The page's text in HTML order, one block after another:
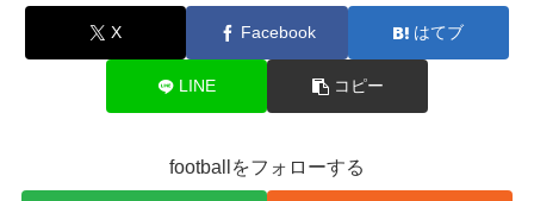
X Facebook はてブ
LINE コピー
footballをフォローする